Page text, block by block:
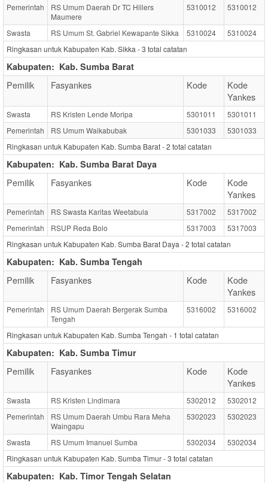
Pemerintah
RS Umum Daerah Dr TC Hillers
Maumere
5310012 5310012
Swasta RS Umum St. Gabriel Kewapante Sikka 5310024
5310024
Ringkasan untuk Kabupaten Kab. Sikka -3 total catatan
Kabupaten: Kab. Sumba Barat
Pemilik Fasyankes Kode
Kode
Yankes
Swasta RS Kristen Lende Moripa 5301011
5301011
Pemerintah
RS Umum Waikabubak 5301033
5301033
Ringkasan untuk Kabupaten Kab. Sumba Barat -2 total catatan
Kabupaten: Kab. Sumba Barat Daya
Pemilik Fasyankes Kode
Kode
Yankes
Pemerintah RS Swasta Karitas Weetabula 5317002
5317002
Pemerintah
RSUP Reda Bolo 5317003
5317003
Ringkasan untuk Kabupaten Kab. Sumba Barat Daya -2 total catatan
Kabupaten: Kab. Sumba Tengah
Pemilik Fasyankes Kode
Kode
Yankes
Pemerintah
RS Umum Daerah Bergerak Sumba
Tengah
5316002 5316002
Ringkasan untuk Kabupaten Kab. Sumba Tengah - 1 total catatan
Kabupaten: Kab. Sumba Timur
Pemilik Fasyankes Kode
Kode
Yankes
Swasta RS Kristen Lindimara 5302012
5302012
Pemerintah
RS Umum Daerah Umbu Rara Meha
Waingapu
5302023 5302023
Swasta RS Umum Imanuel Sumba 5302034
5302034
Ringkasan untuk Kabupaten Kab. Sumba Timur -3 total catatan
Kabupaten: Kab. Timor Tengah Selatan